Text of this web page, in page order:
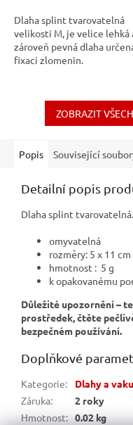
Dlaha splint tvarovatelná
velikosti M, je velice lehká
zároveň pevná dlaha
fixaci zlomenin.
ZOBRAZIT
Popis Související
Detailní popis
Dlaha splint tvarovatelná.
omyvatelná
rozměry: 5 x 11 cm
hmotnost : 5 g
k opakovanému
Důležité upozornění –
prostředek, čtěte
bezpečném používání.
Doplňkové
Kategorie:
Dlahy a
Záruka:
2 roky
Hmotnost: 0.02 kg